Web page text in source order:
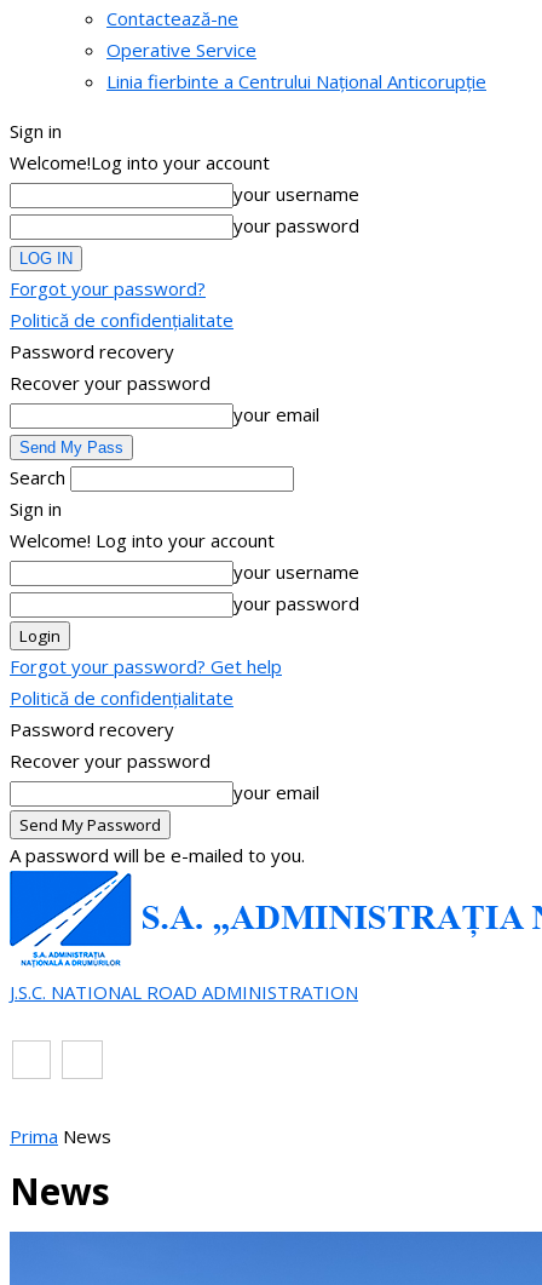
Contactează-ne
Operative Service
Linia fierbinte a Centrului Național Anticorupție
Sign in
Welcome!Log into your account
your username
your password
Forgot your password?
Politică de confidențialitate
Password recovery
Recover your password
your email
Search
Sign in
Welcome! Log into your account
your username
your password
Forgot your password? Get help
Politică de confidențialitate
Password recovery
Recover your password
your email
A password will be e-mailed to you.
J.S.C. NATIONAL ROAD ADMINISTRATION
Prima News
News